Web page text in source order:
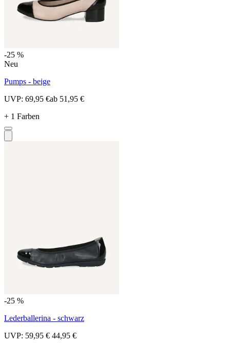
-25 %
Neu
Pumps - beige
UVP: 69,95 €ab 51,95 €
+ 1 Farben
-25 %
Lederballerina - schwarz
UVP: 59,95 € 44,95 €